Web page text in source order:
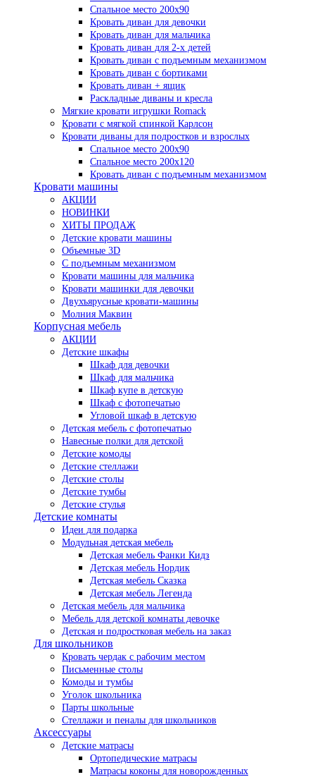
Спальное место 200х90
Кровать диван для девочки
Кровать диван для мальчика
Кровать диван для 2-х детей
Кровать диван с подъемным механизмом
Кровать диван с бортиками
Кровать диван + ящик
Раскладные диваны и кресла
Мягкие кровати игрушки Romack
Кровати с мягкой спинкой Карлсон
Кровати диваны для подростков и взрослых
Спальное место 200х90
Спальное место 200х120
Кровать диван с подъемным механизмом
Кровати машины
АКЦИИ
НОВИНКИ
ХИТЫ ПРОДАЖ
Детские кровати машины
Объемные 3D
С подъемным механизмом
Кровати машины для мальчика
Кровати машинки для девочки
Двухъярусные кровати-машины
Молния Маквин
Корпусная мебель
АКЦИИ
Детские шкафы
Шкаф для девочки
Шкаф для мальчика
Шкаф купе в детскую
Шкаф с фотопечатью
Угловой шкаф в детскую
Детская мебель с фотопечатью
Навесные полки для детской
Детские комоды
Детские стеллажи
Детские столы
Детские тумбы
Детские стулья
Детские комнаты
Идеи для подарка
Модульная детская мебель
Детская мебель Фанки Кидз
Детская мебель Нордик
Детская мебель Сказка
Детская мебель Легенда
Детская мебель для мальчика
Мебель для детской комнаты девочке
Детская и подростковая мебель на заказ
Для школьников
Кровать чердак с рабочим местом
Письменные столы
Комоды и тумбы
Уголок школьника
Парты школьные
Стеллажи и пеналы для школьников
Аксессуары
Детские матрасы
Ортопедические матрасы
Матрасы коконы для новорожденных